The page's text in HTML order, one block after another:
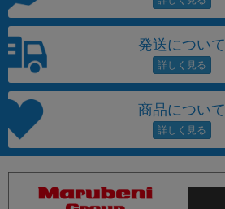
発送について
商品について